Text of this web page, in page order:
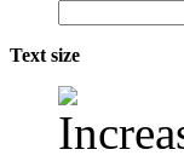
Text size